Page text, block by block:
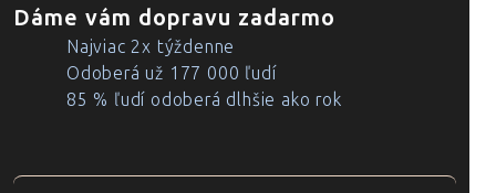
Dáme vám dopravu zadarmo
Najviac 2x týždenne
Odoberá už 177 000 ľudí
85 % ľudí odoberá dlhšie ako rok